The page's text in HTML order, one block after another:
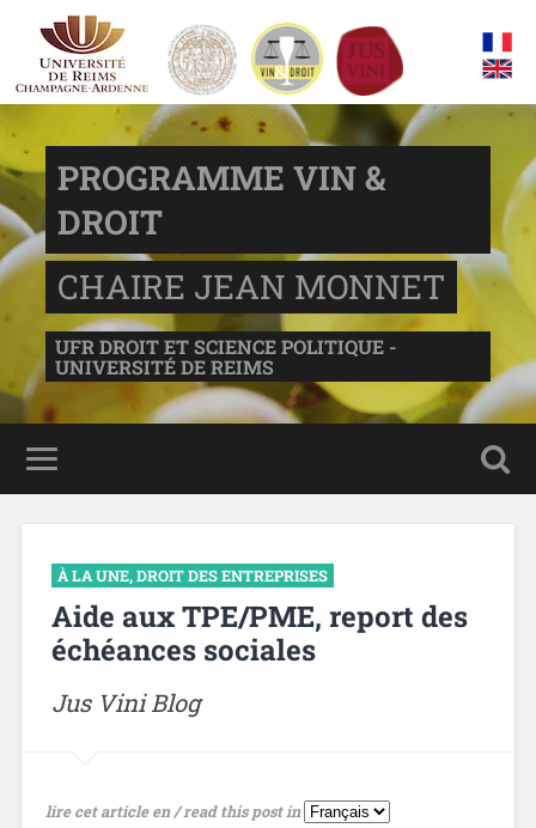
PROGRAMME VIN &
DROIT
CHAIRE JEAN MONNET
UFR DROIT ET SCIENCE POLITIQUE -
UNIVERSITÉ DE REIMS
À LA UNE,DROIT DES ENTREPRISES
Aide aux TPE/PME, report des
échéances sociales
Jus Vini Blog
lire cet article en / read this post in